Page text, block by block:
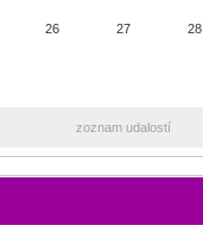
26 27 28
zoznam udalostí